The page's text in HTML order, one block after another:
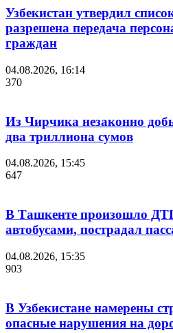
Узбекистан утвердил
разрешена передача
граждан
04.08.2026, 16:14
370
Из Чирчика незаконно
два триллиона сумов
04.08.2026, 15:45
647
В Ташкенте произошло
автобусами, пострадал
04.08.2026, 15:35
903
В Узбекистане намерены
опасные нарушения на